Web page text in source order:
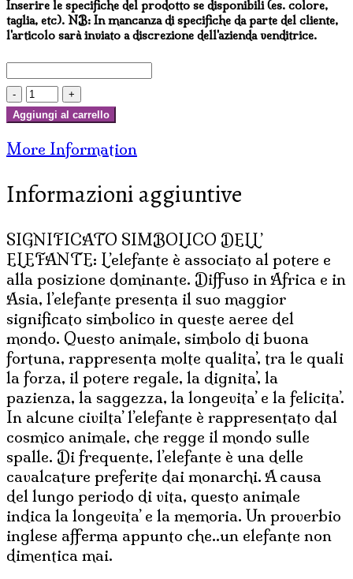
Inserire le specifiche del prodotto se disponibili (es. colore,
taglia, etc). NB: In mancanza di specifiche da parte del cliente,
l'articolo sarà inviato a discrezione dell'azienda venditrice.
PORTAINCENSI
ELEFANTE
LOTO
CATENE
CERAMICA
quantità
Aggiungi al carrello
More Information
Informazioni aggiuntive
SIGNIFICATO SIMBOLICO DELL’
ELEFANTE: L’elefante è associato al potere e
alla posizione dominante. Diffuso in Africa e in
Asia, l’elefante presenta il suo maggior
significato simbolico in queste aeree del
mondo. Questo animale, simbolo di buona
fortuna, rappresenta molte qualita’, tra le quali
la forza, il potere regale, la dignita’, la
pazienza, la saggezza, la longevita’ e la felicita’.
In alcune civilta’ l’elefante è rappresentato dal
cosmico animale, che regge il mondo sulle
spalle. Di frequente, l’elefante è una delle
cavalcature preferite dai monarchi. A causa
del lungo periodo di vita, questo animale
indica la longevita’ e la memoria. Un proverbio
inglese afferma appunto che..un elefante non
dimentica mai.